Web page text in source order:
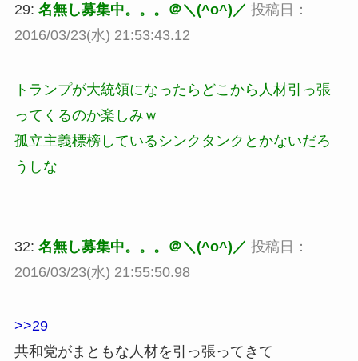
29: 名無し募集中。。。＠＼(^o^)／ 投稿日：
2016/03/23(水) 21:53:43.12
トランプが大統領になったらどこから人材引っ張
ってくるのか楽しみｗ
孤立主義標榜しているシンクタンクとかないだろ
うしな
32: 名無し募集中。。。＠＼(^o^)／ 投稿日：
2016/03/23(水) 21:55:50.98
>>29
共和党がまともな人材を引っ張ってきて